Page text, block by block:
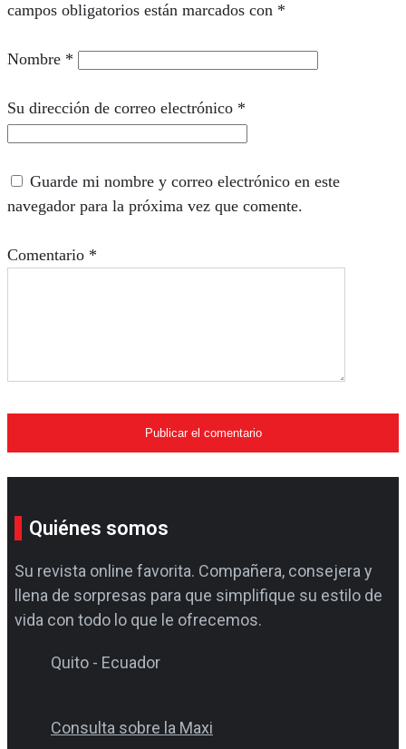
campos obligatorios están marcados con *
Nombre *
Su dirección de correo electrónico *
Guarde mi nombre y correo electrónico en este
navegador para la próxima vez que comente.
Comentario *
Quiénes somos
Su revista online favorita. Compañera, consejera y
llena de sorpresas para que simplifique su estilo de
vida con todo lo que le ofrecemos.
Quito - Ecuador
Consulta sobre la Maxi